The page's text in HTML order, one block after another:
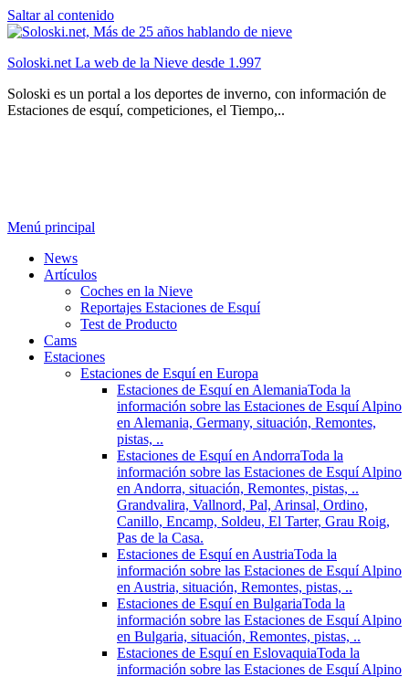
Saltar al contenido
Soloski.net La web de la Nieve desde 1.997
Soloski es un portal a los deportes de inverno, con información de
Estaciones de esquí, competiciones, el Tiempo,..
Menú principal
News
Artículos
Coches en la Nieve
Reportajes Estaciones de Esquí
Test de Producto
Cams
Estaciones
Estaciones de Esquí en Europa
Estaciones de Esquí en AlemaniaToda la
información sobre las Estaciones de Esquí Alpino
en Alemania, Germany, situación, Remontes,
pistas, ..
Estaciones de Esquí en AndorraToda la
información sobre las Estaciones de Esquí Alpino
en Andorra, situación, Remontes, pistas, ..
Grandvalira, Vallnord, Pal, Arinsal, Ordino,
Canillo, Encamp, Soldeu, El Tarter, Grau Roig,
Pas de la Casa.
Estaciones de Esquí en AustriaToda la
información sobre las Estaciones de Esquí Alpino
en Austria, situación, Remontes, pistas, ..
Estaciones de Esquí en BulgariaToda la
información sobre las Estaciones de Esquí Alpino
en Bulgaria, situación, Remontes, pistas, ..
Estaciones de Esquí en EslovaquiaToda la
información sobre las Estaciones de Esquí Alpino